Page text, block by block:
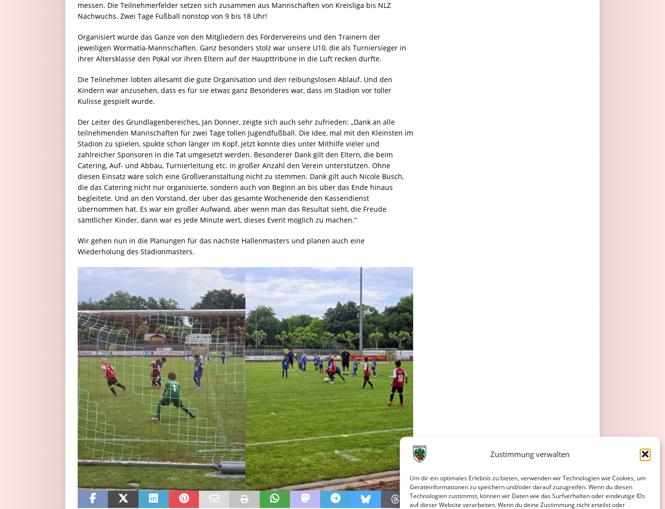
Zustimmung verwalten
Um dir ein optimales Erlebnis zu bieten, verwenden wir Technologien wie Cookies, um
Geräteinformationen zu speichern und/oder darauf zuzugreifen. Wenn du diesen
Technologien zustimmst, können wir Daten wie das Surfverhalten oder eindeutige IDs
auf dieser Website verarbeiten. Wenn du deine Zustimmung nicht erteilst oder
messen. Die Teilnehmerfelder setzen sich zusammen aus Mannschaften von Kreisliga bis NLZ
Nachwuchs. Zwei Tage Fußball nonstop von 9 bis 18 Uhr!
Organisiert wurde das Ganze von den Mitgliedern des Fördervereins und den Trainern der
jeweiligen Wormatia-Mannschaften. Ganz besonders stolz war unsere U10, die als Turniersieger in
ihrer Altersklasse den Pokal vor ihren Eltern auf der Haupttribüne in die Luft recken durfte.
Die Teilnehmer lobten allesamt die gute Organisation und den reibungslosen Ablauf. Und den
Kindern war anzusehen, dass es für sie etwas ganz Besonderes war, dass im Stadion vor toller
Kulisse gespielt wurde.
Der Leiter des Grundlagenbereiches, Jan Donner, zeigte sich auch sehr zufrieden: „Dank an alle
teilnehmenden Mannschaften für zwei Tage tollen Jugendfußball. Die Idee, mal mit den Kleinsten im
Stadion zu spielen, spukte schon länger im Kopf, jetzt konnte dies unter Mithilfe vieler und
zahlreicher Sponsoren in die Tat umgesetzt werden. Besonderer Dank gilt den Eltern, die beim
Catering, Auf- und Abbau, Turnierleitung etc. in großer Anzahl den Verein unterstützen. Ohne
diesen Einsatz wäre solch eine Großveranstaltung nicht zu stemmen. Dank gilt auch Nicole Busch,
die das Catering nicht nur organisierte, sondern auch von Beginn an bis über das Ende hinaus
begleitete. Und an den Vorstand, der über das gesamte Wochenende den Kassendienst
übernommen hat. Es war ein großer Aufwand, aber wenn man das Resultat sieht, die Freude
sämtlicher Kinder, dann war es jede Minute wert, dieses Event möglich zu machen.“
Wir gehen nun in die Planungen für das nächste Hallenmasters und planen auch eine
Wiederholung des Stadionmasters.